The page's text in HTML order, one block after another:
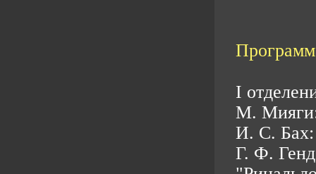
I
М. Мияги:
И. С. Бах:
Г. Ф.